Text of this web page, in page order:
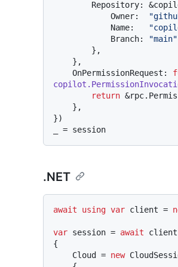
            Owner:
            Name:
            Branch:
"main"
    OnPermissionRequest:
return
})
.NET
await using var client =
var session = await
{
    Cloud =
new